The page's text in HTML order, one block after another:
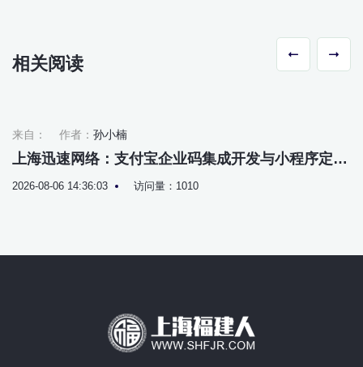
相关阅读
来自： 作者： 孙小楠
上海迅速网络：支付宝企业码集成开发与小程序定制
解决方案
2026-08-06 14:36:03 访问量：1010